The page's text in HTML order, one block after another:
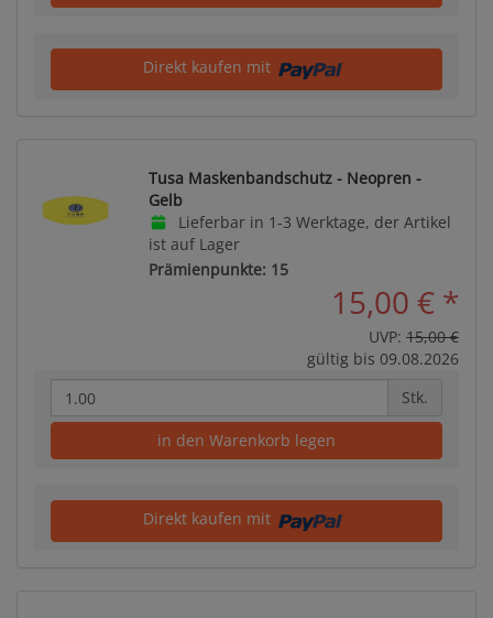
Direkt kaufen mit
Tusa Maskenbandschutz - Neopren -
Gelb
Lieferbar in 1-3 Werktage, der Artikel
ist auf Lager
Prämienpunkte: 15
15,00 € *
UVP: 15,00 €
gültig bis 09.08.2026
Stk.
in den Warenkorb legen
Direkt kaufen mit